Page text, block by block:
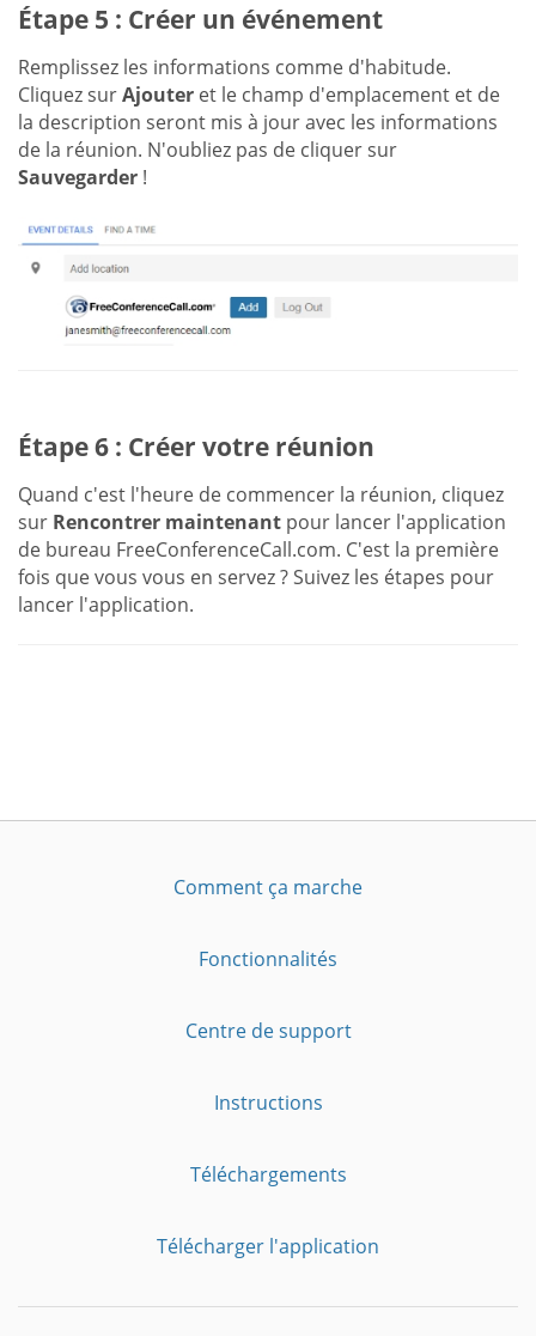
Étape 5 : Créer un événement
Remplissez les informations comme d'habitude.
Cliquez surAjouter et le champ d'emplacement et de
la description seront mis à jour avec les informations
de la réunion. N'oubliez pas de cliquer sur
Sauvegarder !
Étape 6 : Créer votre réunion
Quand c'est l'heure de commencer la réunion, cliquez
sur Rencontrer maintenant pour lancer l'application
de bureau FreeConferenceCall.com. C'est la première
fois que vous vous en servez ? Suivez les étapes pour
lancer l'application.
Comment ça marche
Fonctionnalités
Centre de support
Instructions
Téléchargements
Télécharger l'application